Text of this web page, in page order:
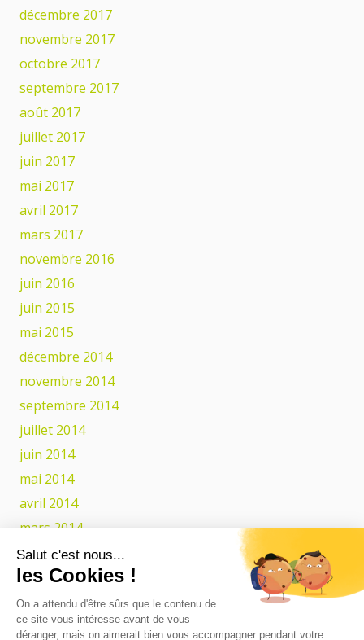
Salut c'est nous...
les Cookies !
On a attendu d'être sûrs que le contenu de
ce site vous intéresse avant de vous
déranger, mais on aimerait bien vous accompagner pendant votre
décembre 2017
novembre 2017
octobre 2017
septembre 2017
août 2017
juillet 2017
juin 2017
mai 2017
avril 2017
mars 2017
novembre 2016
juin 2016
juin 2015
mai 2015
décembre 2014
novembre 2014
septembre 2014
juillet 2014
juin 2014
mai 2014
avril 2014
mars 2014
février 2014
Catégories
Actualités